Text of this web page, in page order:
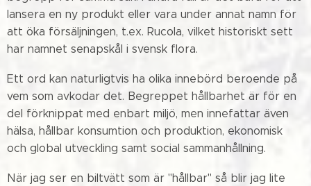
lansera en ny produkt eller vara under annat namn för
att öka försäljningen, t.ex. Rucola, vilket historiskt sett
har namnet senapskål i svensk flora.
Ett ord kan naturligtvis ha olika innebörd beroende på
vem som avkodar det. Begreppet hållbarhet är för en
del förknippat med enbart miljö, men innefattar även
hälsa, hållbar konsumtion och produktion, ekonomisk
och global utveckling samt social sammanhållning.
När jag ser en biltvätt som är "hållbar" så blir jag lite